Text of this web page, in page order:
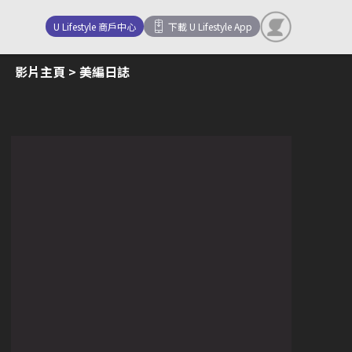
U Lifestyle 商戶中心 下載 U Lifestyle App
影片主頁 > 美編日誌